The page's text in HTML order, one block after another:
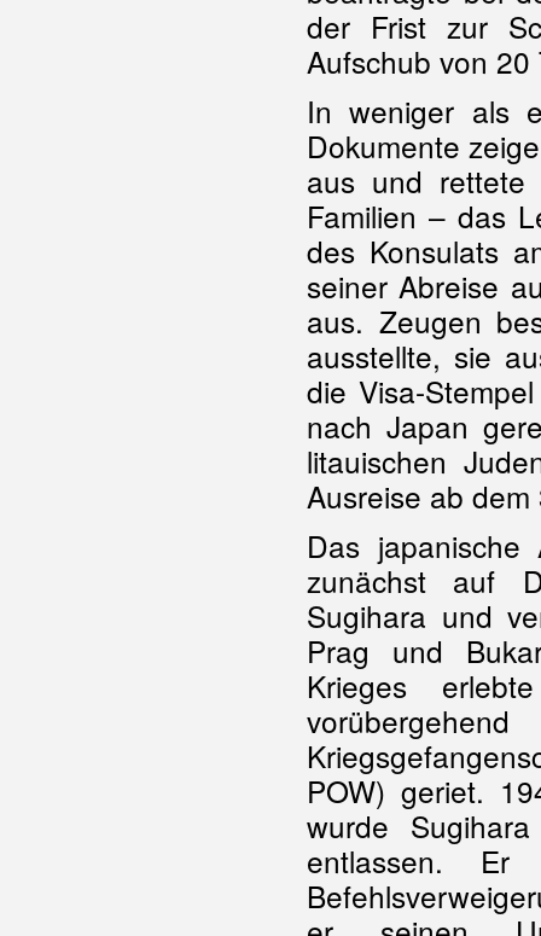
der Frist zur
Aufschub von 20
In weniger als
Dokumente
aus und
Familien – das
des Konsulats
seiner Abreise
aus. Zeugen
ausstellte, sie
die Visa-
nach Japan
litauischen
Ausreise ab
Das japanische
zunächst auf
Sugihara und
Prag und
Krieges
POW) geriet.
wurde
entlassen. Er